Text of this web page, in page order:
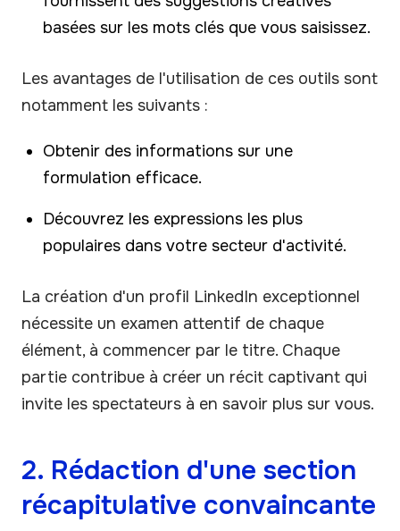
basées sur les mots clés que vous saisissez.
Les avantages de l'utilisation de ces outils sont
notamment les suivants :
Obtenir des informations sur une
formulation efficace.
Découvrez les expressions les plus
populaires dans votre secteur d'activité.
La création d'un profil LinkedIn exceptionnel
nécessite un examen attentif de chaque
élément, à commencer par le titre. Chaque
partie contribue à créer un récit captivant qui
invite les spectateurs à en savoir plus sur vous.
2. Rédaction d'une section
récapitulative convaincante